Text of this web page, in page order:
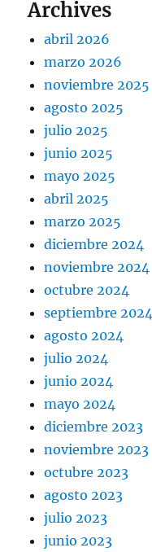
Archives
abril 2026
marzo 2026
noviembre 2025
agosto 2025
julio 2025
junio 2025
mayo 2025
abril 2025
marzo 2025
diciembre 2024
noviembre 2024
octubre 2024
septiembre 2024
agosto 2024
julio 2024
junio 2024
mayo 2024
diciembre 2023
noviembre 2023
octubre 2023
agosto 2023
julio 2023
junio 2023